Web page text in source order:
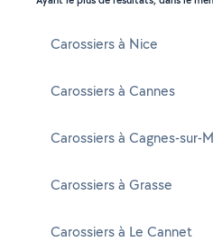
Carossiers à Nice
Carossiers à Cannes
Carossiers à Cagnes-sur-
Carossiers à Grasse
Carossiers à Le Cannet